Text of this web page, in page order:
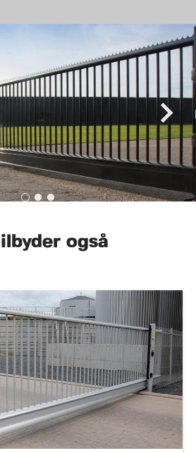
også